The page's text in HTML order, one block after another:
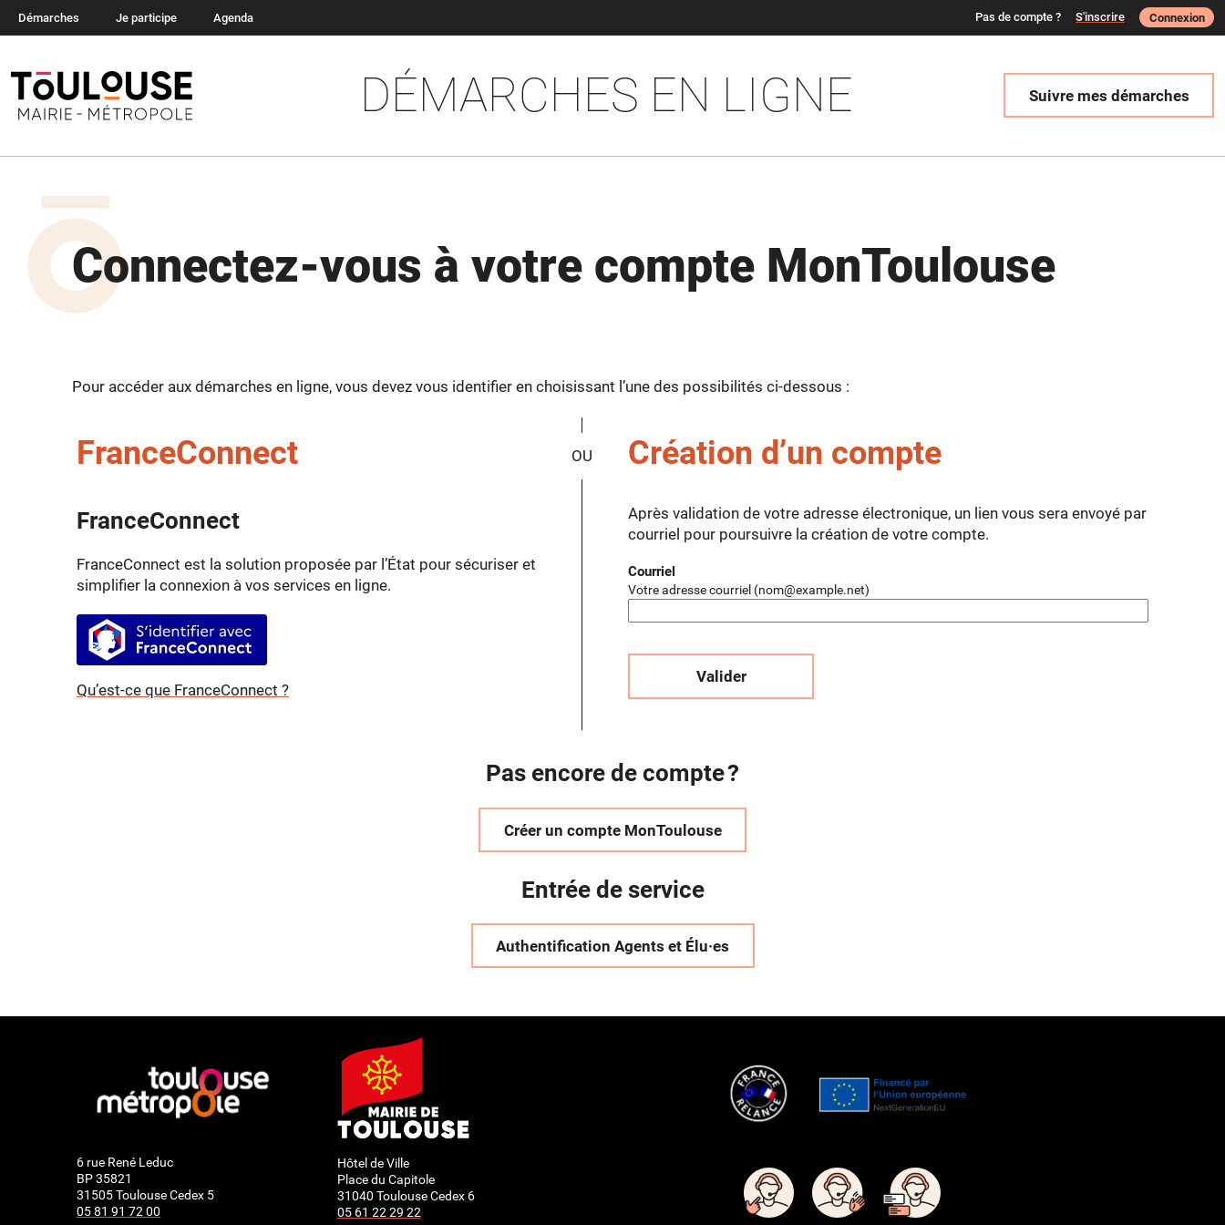
DÉMARCHES EN LIGNE Suivre mes démarches
Démarches Je participe Agenda Pas de compte ? S'inscrire Connexion
Connectez-vous à votre compte MonToulouse
Pour accéder aux démarches en ligne, vous devez vous identifier en choisissant l’une des possibilités ci-dessous :
FranceConnect
FranceConnect
FranceConnect est la solution proposée par l’État pour sécuriser et
simplifier la connexion à vos services en ligne.
S’identifier avec FranceConnect
Qu’est-ce que FranceConnect ?
Création d’un compte
Après validation de votre adresse électronique, un lien vous sera envoyé par
courriel pour poursuivre la création de votre compte.
Courriel
Votre adresse courriel (nom@example.net)
Valider
Pas encore de compte ?
Créer un compte MonToulouse
Entrée de service
Authentification Agents et Élu·es
6 rue René Leduc
BP 35821
31505 Toulouse Cedex 5
05 81 91 72 00
Hôtel de Ville
Place du Capitole
31040 Toulouse Cedex 6
05 61 22 29 22